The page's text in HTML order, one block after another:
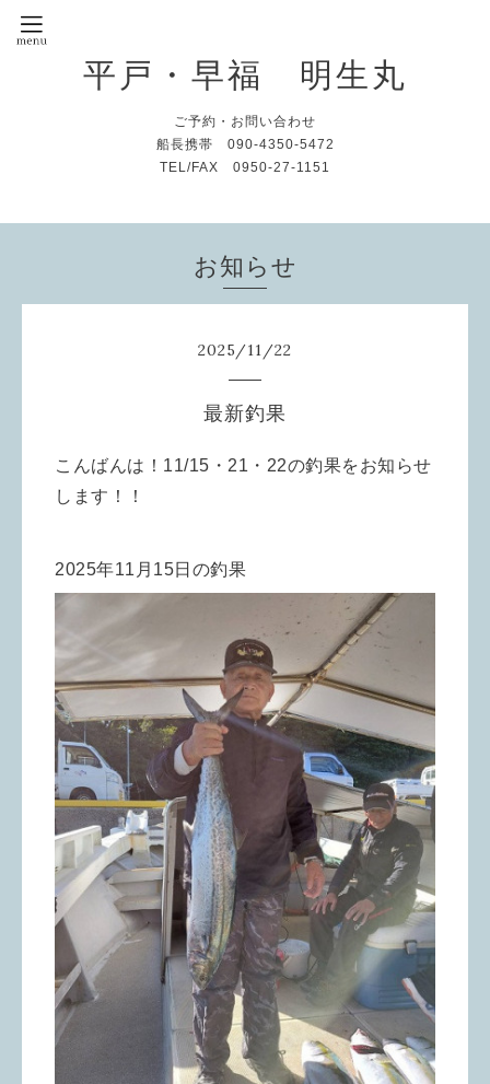
平戸・早福 明生丸
ご予約・お問い合わせ
船長携帯 090-4350-5472
TEL/FAX 0950-27-1151
お知らせ
2025/11/22
最新釣果
こんばんは！11/15・21・22の釣果をお知らせ
します！！
2025年11月15日の釣果